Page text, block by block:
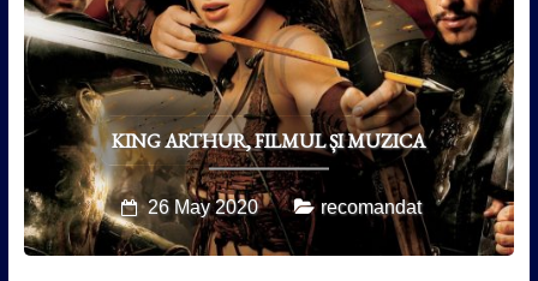
KING ARTHUR, FILMUL ȘI MUZICA
26 May 2020 recomandat